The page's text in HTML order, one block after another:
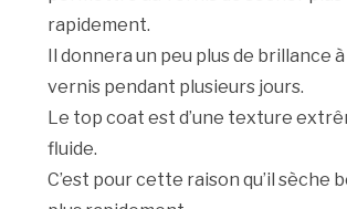
rapidement.
Il donnera un peu plus de brillance
vernis pendant plusieurs jours.
Le top coat est d’une texture
fluide.
C’est pour cette raison qu’il sèche